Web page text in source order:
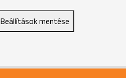
Beállítások mentése